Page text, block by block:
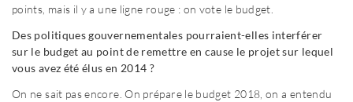
points, mais il y a une ligne rouge : on vote le budget.
Des politiques gouvernementales pourraient-elles interférer
sur le budget au point de remettre en cause le projet sur lequel
vous avez été élus en 2014 ?
On ne sait pas encore. On prépare le budget 2018, on a entendu